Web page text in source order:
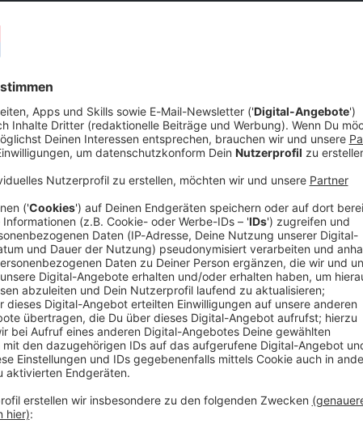
Radionachwuchs!
servieren euch immer Mittwochs von 22 Uhr bis Mitternacht